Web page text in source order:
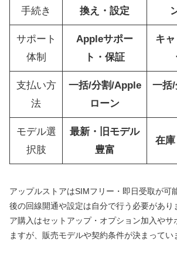
手続き
換え・設定
サポート
体制
Appleサポー
ト・保証
キ
支払い方
法
一括/分割/Apple
ローン
一括/
モデル選
択肢
最新・旧モデル
豊富
在
アップルストアはSIMフリー・即日受取が可
後の回線開通や設定は自分で行う必要があり
ア購入はセットアップ・オプション加入やサ
ますが、販売モデルや契約条件が決まってい